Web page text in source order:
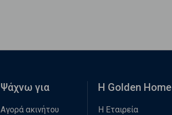
Ψάχνω για
Αγορά ακινήτου
Η Golden Home
Η Εταιρεία